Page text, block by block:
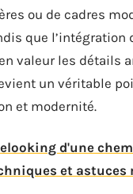
ou de cadres
que l’intégration
valeur les détails
un véritable
et modernité.
d'une
et astuces